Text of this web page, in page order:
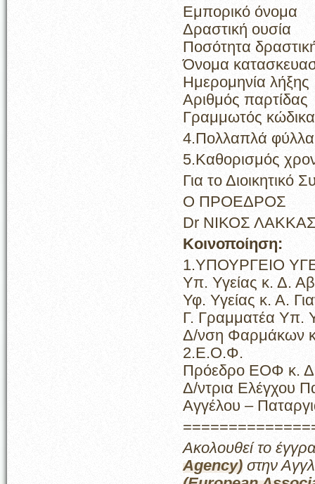
Εμπορικό όνομα
Δραστική ουσία
Ποσότητα
Όνομα
Ημερομηνία λήξης
Αριθμός παρτίδας
Γραμμωτός
4.Πολλαπλά φύλλα
5.Καθορισμός
Για το Διοικητικό
Ο ΠΡΟΕΔΡΟΣ
Dr ΝΙΚΟΣ
Κοινοποίηση:
1.ΥΠΟΥΡΓΕΙΟ
Υπ. Υγείας κ. Δ.
Υφ. Υγείας κ. Α.
Γ. Γραμματέα Υπ.
Δ/νση Φαρμάκων
2.Ε.Ο.Φ.
Πρόεδρο ΕΟΦ κ.
Δ/ντρια Ελέγχου
Αγγέλου –
Ακολουθεί το
Agency) στην